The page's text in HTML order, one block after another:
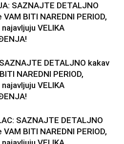
SAZNAJTE DETALJNO
BITI NAREDNI PERIOD,
VELIKA
DETALJNO kakav
NAREDNI PERIOD,
VELIKA
SAZNAJTE DETALJNO
BITI NAREDNI PERIOD,